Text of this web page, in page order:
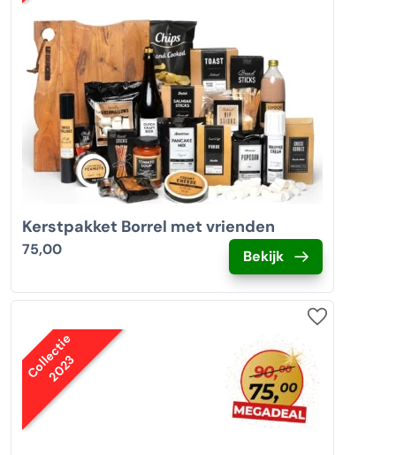
Kerstpakket Borrel met vrienden
75,00 Bekijk
Collectie
2023